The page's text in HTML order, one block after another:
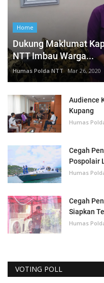
Home
Dukung Maklumat
NTT Imbau Warga...
Humas Polda NTT Mar 26, 2020
Audience
Kupang
Humas
Cegah
Pospolair
Humas
Cegah
Siapkan
Humas
VOTING POLL